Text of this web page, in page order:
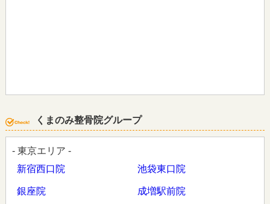
くまのみ整骨院グループ
- 東京エリア -
新宿西口院
池袋東口院
銀座院 成増駅前院